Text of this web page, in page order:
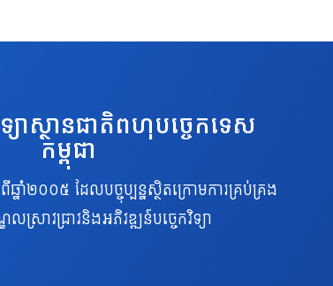
ាស្ថានជាតិពហុបច្ចេកទេស
កម្ពុជា
ឆ្នាំ២០០៥ ដែលបច្ចុប្បន្នស្ថិតក្រោមការគ្រប់គ្រង
ស្រាវជ្រាវនិងអភិវឌ្ឍន៍បច្ចេកវិទ្យា